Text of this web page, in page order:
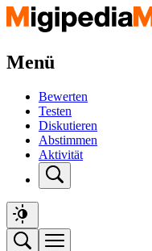
Menü
Bewerten
Testen
Diskutieren
Abstimmen
Aktivität